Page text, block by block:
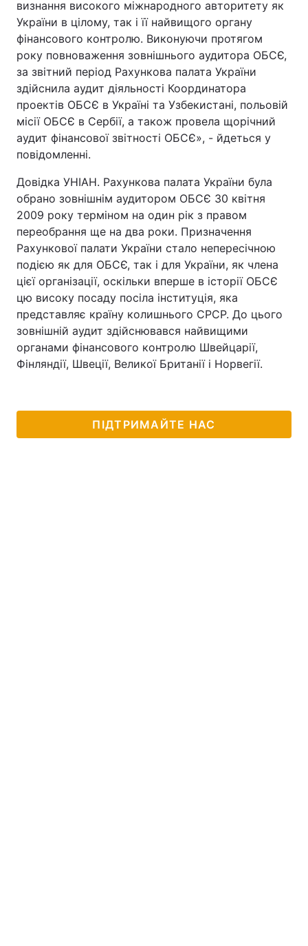
визнання високого міжнародного авторитету як
України в цілому, так і її найвищого органу
фінансового контролю. Виконуючи протягом
року повноваження зовнішнього аудитора ОБСЄ,
за звітний період Рахункова палата України
здійснила аудит діяльності Координатора
проектів ОБСЄ в Україні та Узбекистані, польовій
місії ОБСЄ в Сербії, а також провела щорічний
аудит фінансової звітності ОБСЄ», - йдеться у
повідомленні.
Довідка УНІАН. Рахункова палата України була
обрано зовнішнім аудитором ОБСЄ 30 квітня
2009 року терміном на один рік з правом
переобрання ще на два роки. Призначення
Рахункової палати України стало непересічною
подією як для ОБСЄ, так і для України, як члена
цієї організації, оскільки вперше в історії ОБСЄ
цю високу посаду посіла інституція, яка
представляє країну колишнього СРСР. До цього
зовнішній аудит здійснювався найвищими
органами фінансового контролю Швейцарії,
Фінляндії, Швеції, Великої Британії і Норвегії.
ПІДТРИМАЙТЕ НАС